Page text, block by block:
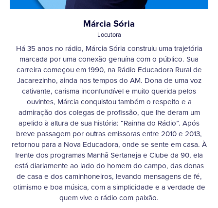
Márcia Sória
Locutora
Há 35 anos no rádio, Márcia Sória construiu uma trajetória
marcada por uma conexão genuína com o público. Sua
carreira começou em 1990, na Rádio Educadora Rural de
Jacarezinho, ainda nos tempos do AM. Dona de uma voz
cativante, carisma inconfundível e muito querida pelos
ouvintes, Márcia conquistou também o respeito e a
admiração dos colegas de profissão, que lhe deram um
apelido à altura de sua história: “Rainha do Rádio”. Após
breve passagem por outras emissoras entre 2010 e 2013,
retornou para a Nova Educadora, onde se sente em casa. À
frente dos programas Manhã Sertaneja e Clube da 90, ela
está diariamente ao lado do homem do campo, das donas
de casa e dos caminhoneiros, levando mensagens de fé,
otimismo e boa música, com a simplicidade e a verdade de
quem vive o rádio com paixão.